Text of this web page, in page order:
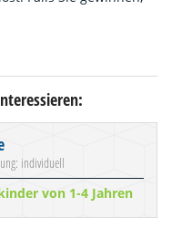
individuell
von 1-4 Jahren